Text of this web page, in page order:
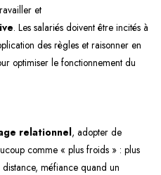
et
. Les salariés doivent être incités à
des règles et raisonner en
optimiser le fonctionnement du
relationnel, adopter de
comme « plus froids » : plus
méfiance quand un